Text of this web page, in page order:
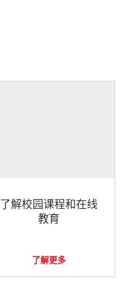
了解校园课程和在线
教育
了解更多